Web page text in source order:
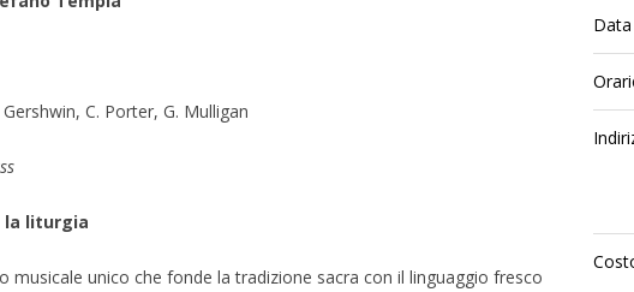
C. Porter, G. Mulligan
la liturgia
musicale unico che fonde la tradizione sacra con il linguaggio fresco
Data